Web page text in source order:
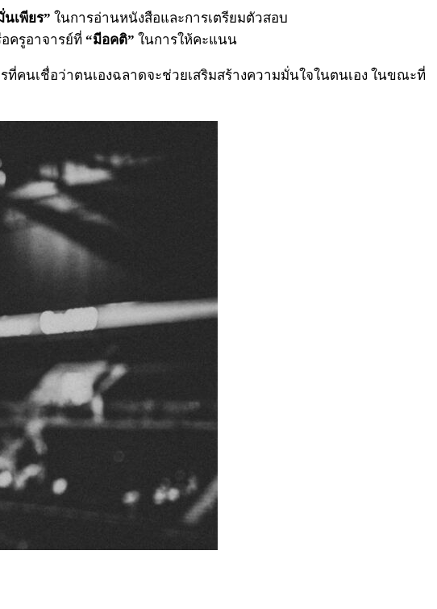
เพียร” ในการอ่านหนังสือและการเตรียมตัวสอบ
ครูอาจารย์ที่ “มีอคติ” ในการให้คะแนน
คนเชื่อว่าตนเองฉลาดจะช่วยเสริมสร้างความมั่นใจในตนเอง ในขณะที่